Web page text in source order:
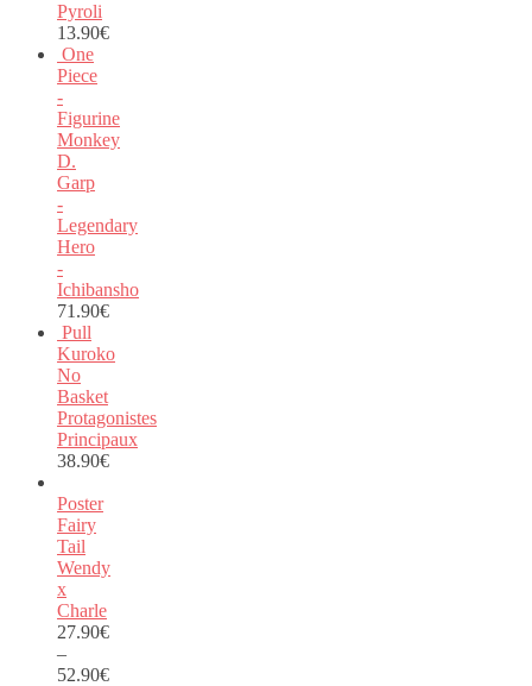
Pyroli
13.90€
One
Piece
-
Figurine
Monkey
D.
Garp
-
Legendary
Hero
-
Ichibansho
71.90€
Pull
Kuroko
No
Basket
Protagonistes
Principaux
38.90€
Poster
Fairy
Tail
Wendy
x
Charle
27.90€
–
52.90€